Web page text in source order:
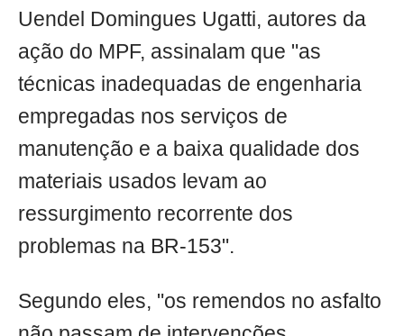
Uendel Domingues Ugatti, autores da
ação do MPF, assinalam que "as
técnicas inadequadas de engenharia
empregadas nos serviços de
manutenção e a baixa qualidade dos
materiais usados levam ao
ressurgimento recorrente dos
problemas na BR-153".
Segundo eles, "os remendos no asfalto